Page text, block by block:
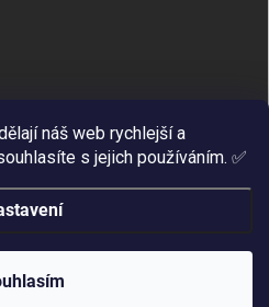
náš web rychlejší a
s jejich používáním. ✅
Heureka.cz
. Všechna práva vyhrazena.